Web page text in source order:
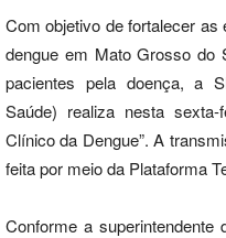
Com objetivo de fortalecer as
dengue em Mato Grosso do
pacientes pela doença, a
Saúde) realiza nesta
Clínico da Dengue”. A
feita por meio da Plataforma
Conforme a